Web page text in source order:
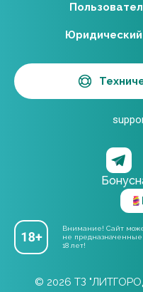
Внимание! Сайт
не
18 лет!
© 2026 ТЗ